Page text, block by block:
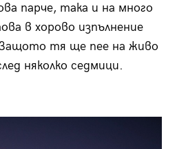
парче, така и на много
в хорово изпълнение
тя ще пее на живо
няколко седмици.